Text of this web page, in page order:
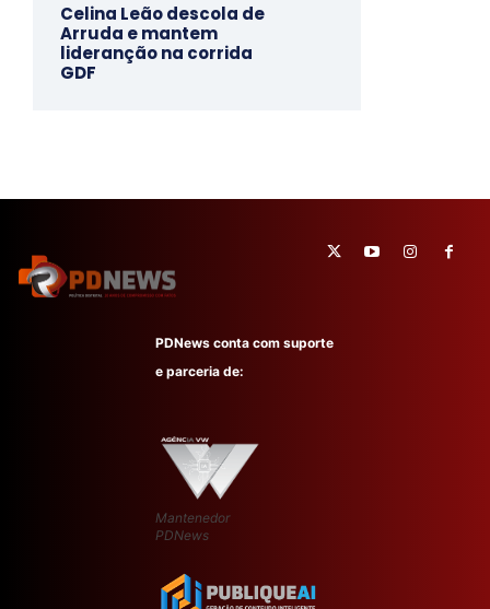
Celina Leão descola de
Arruda e mantem
lideranção na corrida
GDF
PDNews conta com suporte
e parceria de:
Mantenedor
PDNews